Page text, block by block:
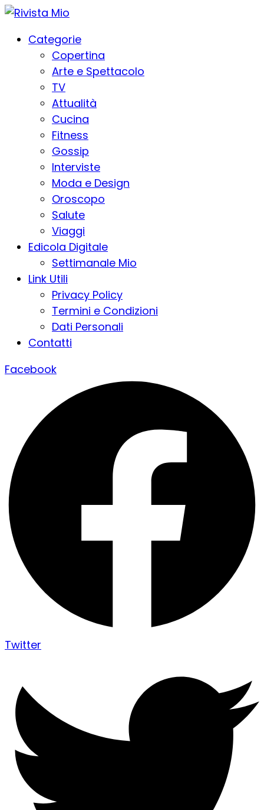
Categorie
Copertina
Arte e Spettacolo
TV
Attualità
Cucina
Fitness
Gossip
Interviste
Moda e Design
Oroscopo
Salute
Viaggi
Edicola Digitale
Settimanale Mio
Link Utili
Privacy Policy
Termini e Condizioni
Dati Personali
Contatti
Facebook
Twitter